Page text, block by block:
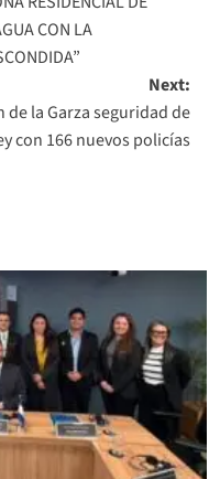
CON LA
Next:
la Garza seguridad de
con 166 nuevos policías